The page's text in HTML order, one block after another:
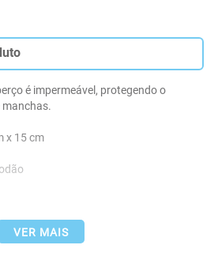
é impermeável, protegendo o
x 15 cm
VER MAIS